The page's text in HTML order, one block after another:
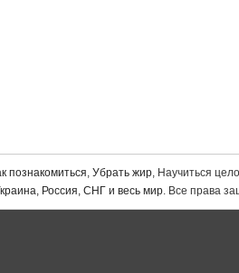
познакомиться, Убрать жир, Научиться
Россия, СНГ и весь мир. Все права